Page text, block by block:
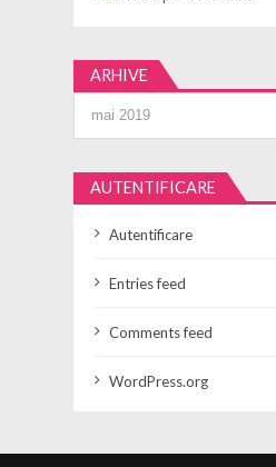
ARHIVE
AUTENTIFICARE
Autentificare
Entries feed
Comments feed
WordPress.org